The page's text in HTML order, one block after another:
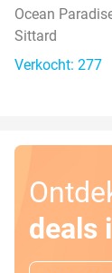
Ocean
Sittard
Verkocht: 277
deals